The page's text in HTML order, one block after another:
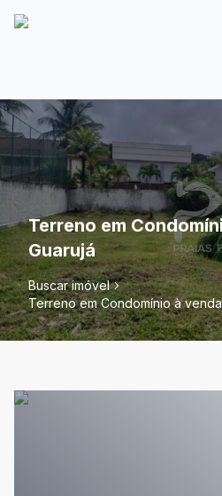
Terreno em
Guarujá
Buscar imóvel
Terreno em Condomínio à